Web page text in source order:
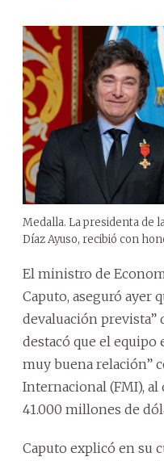
Medalla. La presidenta de
Díaz Ayuso, recibió con
El ministro de
Caputo, aseguró ayer
devaluación prevista”
destacó que el
muy buena relación”
Internacional (FMI), al
41.000 millones de
Caputo explicó en su